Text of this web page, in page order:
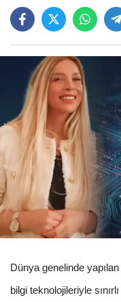
Dünya genelinde
bilgi teknolojileriyle